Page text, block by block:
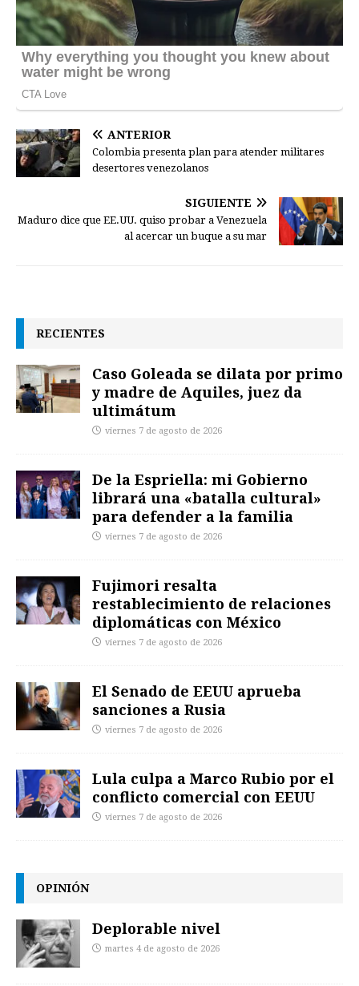
ANTERIOR
Colombia presenta plan para atender militares
desertores venezolanos
SIGUIENTE
Maduro dice que EE.UU. quiso probar a Venezuela
al acercar un buque a su mar
RECIENTES
Caso Goleada se dilata por primo
y madre de Aquiles, juez da
ultimátum
viernes 7 de agosto de 2026
De la Espriella: mi Gobierno
librará una «batalla cultural»
para defender a la familia
viernes 7 de agosto de 2026
Fujimori resalta
restablecimiento de relaciones
diplomáticas con México
viernes 7 de agosto de 2026
El Senado de EEUU aprueba
sanciones a Rusia
viernes 7 de agosto de 2026
Lula culpa a Marco Rubio por el
conflicto comercial con EEUU
viernes 7 de agosto de 2026
OPINIÓN
Deplorable nivel
martes 4 de agosto de 2026